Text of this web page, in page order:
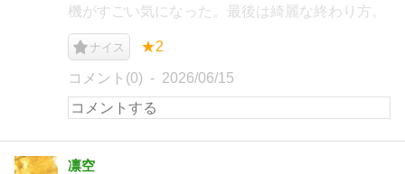
機がすごい気になった。最後は綺麗な終わり方。
ナイス ★2
コメント(0) 2026/06/15
凛空